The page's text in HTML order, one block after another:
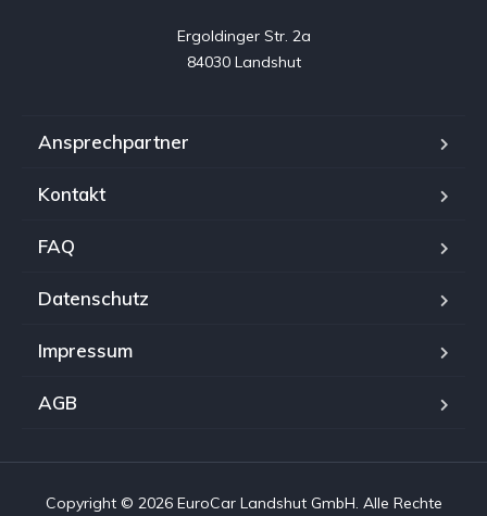
Ergoldinger Str. 2a
84030 Landshut
Ansprechpartner
Kontakt
FAQ
Datenschutz
Impressum
AGB
Copyright © 2026 EuroCar Landshut GmbH. Alle Rechte